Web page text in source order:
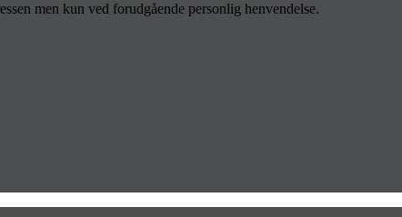
men kun ved forudgående personlig henvendelse.